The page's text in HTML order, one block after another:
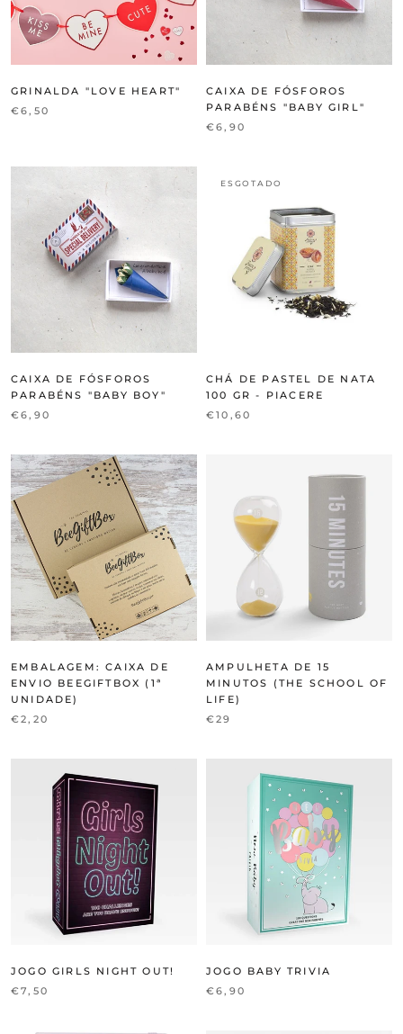
GRINALDA "LOVE HEART"
€6,50
CAIXA DE FÓSFOROS
PARABÉNS "BABY GIRL"
€6,90
CAIXA DE FÓSFOROS
PARABÉNS "BABY BOY"
€6,90
ESGOTADO
CHÁ DE PASTEL DE NATA
100 GR - PIACERE
€10,60
EMBALAGEM: CAIXA DE
ENVIO BEEGIFTBOX (1ª
UNIDADE)
€2,20
AMPULHETA DE 15
MINUTOS (THE SCHOOL OF
LIFE)
€29
JOGO GIRLS NIGHT OUT!
€7,50
JOGO BABY TRIVIA
€6,90